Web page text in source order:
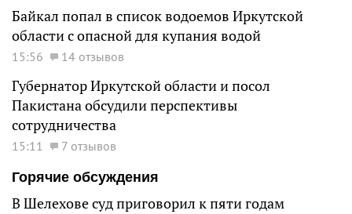
Байкал попал в список водоемов Иркутской
области с опасной для купания водой
15:56 14 отзывов
Губернатор Иркутской области и посол
Пакистана обсудили перспективы
сотрудничества
15:11
7 отзывов
Горячие обсуждения
В Шелехове суд приговорил к пяти годам